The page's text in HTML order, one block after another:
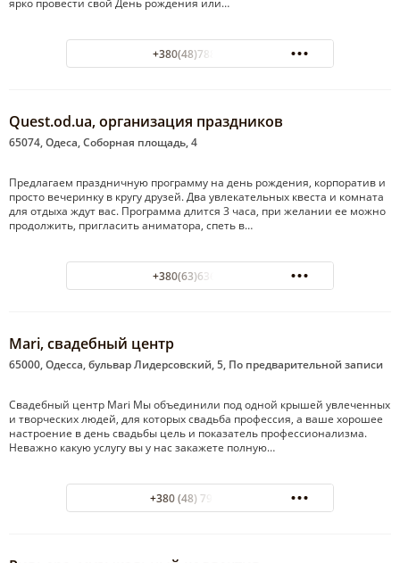
ярко провести свой День рождения или…
+380(48)788-85-55
Quest.od.ua, организация праздников
65074, Одеса, Соборная площадь, 4
Предлагаем праздничную программу на день рождения, корпоратив и
просто вечеринку в кругу друзей. Два увлекательных квеста и комната
для отдыха ждут вас. Программа длится 3 часа, при желании ее можно
продолжить, пригласить аниматора, спеть в…
+380(63)636-35-64
Mari, свадебный центр
65000, Одесса, бульвар Лидерсовский, 5, По предварительной записи
Свадебный центр Mari Мы объединили под одной крышей увлеченных
и творческих людей, для которых свадьба профессия, а ваше хорошее
настроение в день свадьбы цель и показатель профессионализма.
Неважно какую услугу вы у нас закажете полную…
+380 (48) 798-77-30